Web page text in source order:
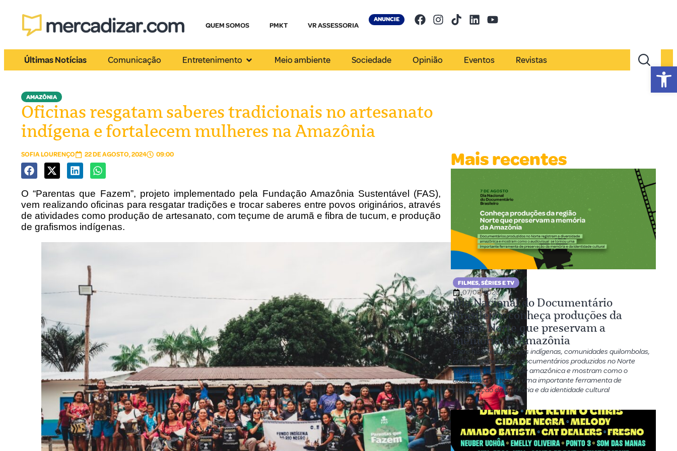
QUEM SOMOS PMKT VR ASSESSORIA
ANUNCIE
Últimas Notícias Comunicação Entretenimento Meio ambiente Sociedade Opinião Eventos Revistas
AMAZÔNIA
Oficinas resgatam saberes tradicionais no artesanato
indígena e fortalecem mulheres na Amazônia
SOFIA LOURENÇO 22 DE AGOSTO, 2024 09:00
O “Parentas que Fazem”, projeto implementado pela Fundação Amazônia Sustentável (FAS),
vem realizando oficinas para resgatar tradições e trocar saberes entre povos originários, através
de atividades como produção de artesanato, com teçume de arumã e fibra de tucum, e produção
de grafismos indígenas.
Mais recentes
FILMES, SÉRIES E TV
07/08/2026
Dia Nacional do Documentário
Brasileiro: conheça produções da
região Norte que preservam a
memória da Amazônia
Entre histórias de povos indígenas, comunidades quilombolas,
artistas e ribeirinhos, documentários produzidos no Norte
registram a diversidade amazônica e mostram como o
audiovisual se tornou uma importante ferramenta de
preservação da memória e da identidade cultural